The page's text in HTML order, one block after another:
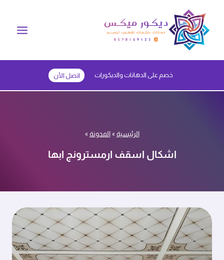
المحتوى
خصم على الدهانات والديكورات اتصل الأن
الرئيسية»المدونة»
اشكال اسقف ارمسترونج ابها